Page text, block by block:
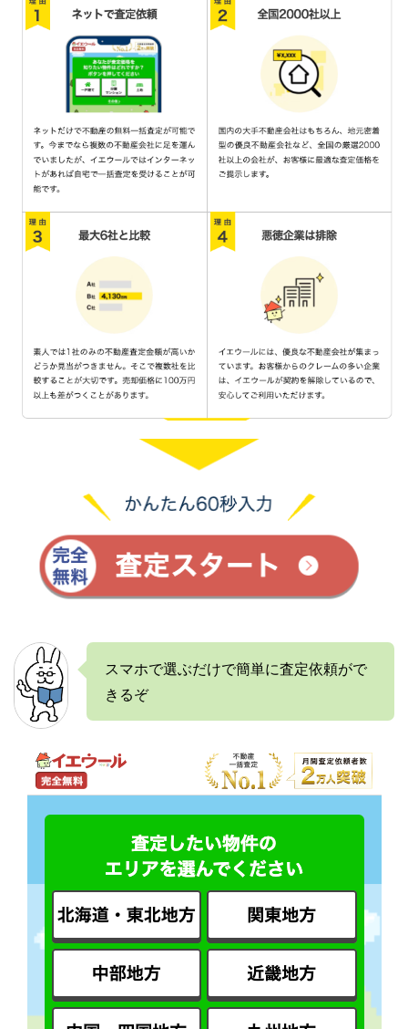
スマホで選ぶだけで簡単に査定依頼がで
きるぞ